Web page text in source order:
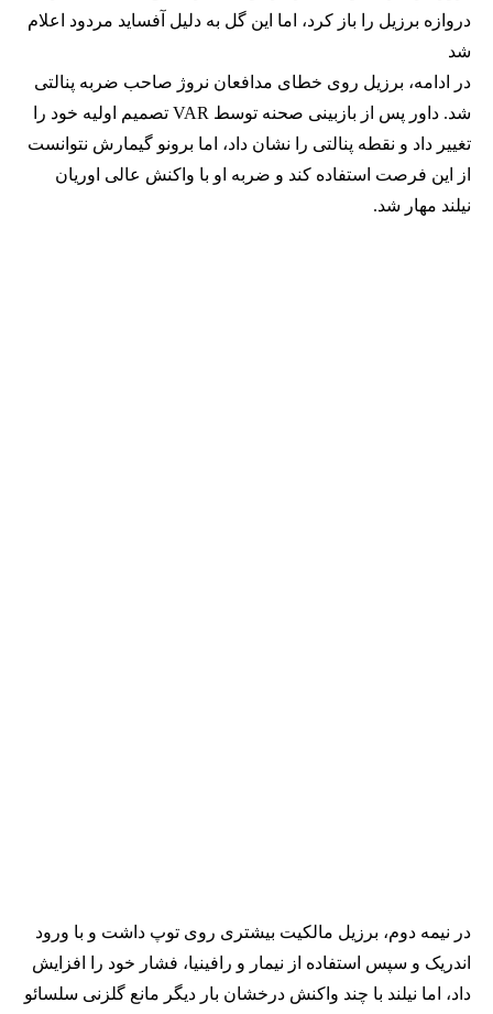
دروازه برزیل را باز کرد، اما این گل به دلیل آفساید مردود اعلام
شد
در ادامه، برزیل روی خطای مدافعان نروژ صاحب ضربه پنالتی
شد. داور پس از بازبینی صحنه توسط VAR تصمیم اولیه خود را
تغییر داد و نقطه پنالتی را نشان داد، اما برونو گیمارش نتوانست
از این فرصت استفاده کند و ضربه او با واکنش عالی اوریان
نیلند مهار شد.
در نیمه دوم، برزیل مالکیت بیشتری روی توپ داشت و با ورود
اندریک و سپس استفاده از نیمار و رافینیا، فشار خود را افزایش
داد، اما نیلند با چند واکنش درخشان بار دیگر مانع گلزنی سلسائو